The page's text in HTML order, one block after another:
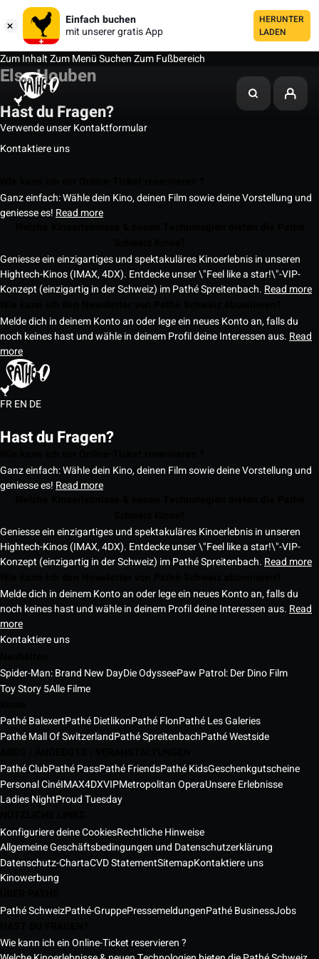
Einfach buchen
mit unserer gratis App
HERUNTER
LADEN
Zum InhaltZum MenüSuchenZum Fußbereich
Elsa Houben
Hast du Fragen?
Verwende unser Kontaktformular
Kontaktiere uns
Ganz einfach: Wähle dein Kino, deinen Film sowie deine Vorstellung und
geniesse es! Read more
Geniesse ein einzigartiges und spektakuläres Kinoerlebnis in unseren
Hightech-Kinos (IMAX, 4DX). Entdecke unser \"Feel like a star!\"-VIP-
Konzept (einzigartig in der Schweiz) im Pathé Spreitenbach. Read more
Melde dich in deinem Konto an oder lege ein neues Konto an, falls du
noch keines hast und wähle in deinem Profil deine Interessen aus. Read
more
FREN DE
Hast du Fragen?
Ganz einfach: Wähle dein Kino, deinen Film sowie deine Vorstellung und
geniesse es! Read more
Geniesse ein einzigartiges und spektakuläres Kinoerlebnis in unseren
Hightech-Kinos (IMAX, 4DX). Entdecke unser \"Feel like a star!\"-VIP-
Konzept (einzigartig in der Schweiz) im Pathé Spreitenbach. Read more
Melde dich in deinem Konto an oder lege ein neues Konto an, falls du
noch keines hast und wähle in deinem Profil deine Interessen aus. Read
more
Kontaktiere uns
Spider-Man: Brand New DayDie OdysseePaw Patrol: Der Dino Film
Toy Story 5Alle Filme
Pathé BalexertPathé DietlikonPathé FlonPathé Les Galeries
Pathé Mall Of SwitzerlandPathé SpreitenbachPathé Westside
Pathé ClubPathé PassPathé FriendsPathé KidsGeschenkgutscheine
Personal CinéIMAX4DXVIPMetropolitan OperaUnsere Erlebnisse
Ladies NightProud Tuesday
Konfiguriere deine CookiesRechtliche Hinweise
Allgemeine Geschäftsbedingungen und Datenschutzerklärung
Datenschutz-ChartaCVD StatementSitemapKontaktiere uns
Kinowerbung
Pathé SchweizPathé-GruppePressemeldungenPathé BusinessJobs
Wie kann ich ein Online-Ticket reservieren ?